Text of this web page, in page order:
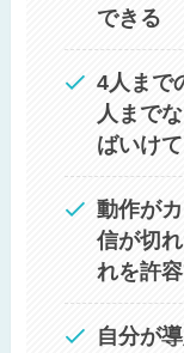
できる
4人まで
人まで
ばいけ
動作が
信が切
れを許
自分が